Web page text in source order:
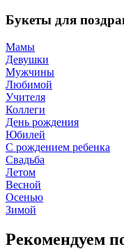
Букеты для
Мамы
Девушки
Мужчины
Любимой
Учителя
Коллеги
День рождения
Юбилей
С рождением ребенка
Свадьба
Летом
Весной
Осенью
Зимой
Рекомендуем